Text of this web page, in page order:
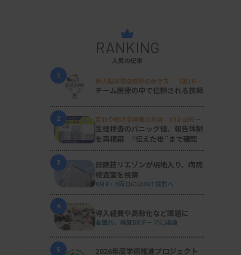
RANKING
人気の記事
1
新人臨床検査技師の歩き方 ［第16
回］
チーム医療の中で信頼される技師
2
変わり続ける検査の現場 #32 山形済
生病院
生理検査のパニック値、報告体制
を再構築 “伝えた後”まで確認
3
日臨技リエゾンが現地入り、病院
検査室を視察
8月8・9両日にはDVT検診へ
4
導入経費や高齢化など課題に
全医共、検査DXテーマに議論
5
2026年度学術推進プロジェクト